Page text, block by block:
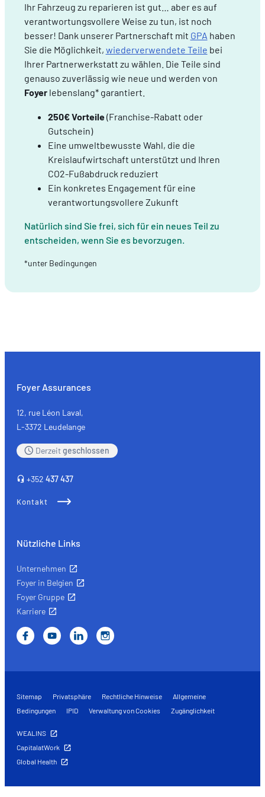
hébergé sur un site externe.
Ihr Fahrzeug zu reparieren ist gut… aber es auf
verantwortungsvollere Weise zu tun, ist noch
besser! Dank unserer Partnerschaft mit GPA haben
Sie die Möglichkeit, wiederverwendete Teile bei
Ihrer Partnerwerkstatt zu wählen. Die Teile sind
genauso zuverlässig wie neue und werden von
Foyerlebenslang* garantiert.
250€ Vorteile(Franchise-Rabatt oder
Gutschein)
Eine umweltbewusste Wahl, die die
Kreislaufwirtschaft unterstützt und Ihren
CO2-Fußabdruck reduziert
Ein konkretes Engagement für eine
verantwortungsvollere Zukunft
Natürlich sind Sie frei, sich für ein neues Teil zu
entscheiden, wenn Sie es bevorzugen.
*unter Bedingungen
Foyer Assurances
12, rue Léon Laval,
L-3372 Leudelange
Derzeitgeschlossen
+352 437 437
Kontakt
Nützliche Links
Unternehmen
Foyer in Belgien
Foyer Gruppe
Karriere
Sitemap Privatsphäre Rechtliche Hinweise
Allgemeine
Bedingungen
IPID Verwaltung von Cookies Zugänglichkeit
WEALINS
CapitalatWork
Global Health